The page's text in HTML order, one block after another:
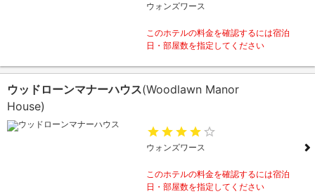
ウォンズワース
このホテルの料金を確認するには宿泊
日・部屋数を指定してください
ウッドローンマナーハウス(Woodlawn Manor
House)
ウォンズワース
このホテルの料金を確認するには宿泊
日・部屋数を指定してください